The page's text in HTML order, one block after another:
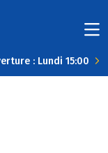
: Lundi 15:00